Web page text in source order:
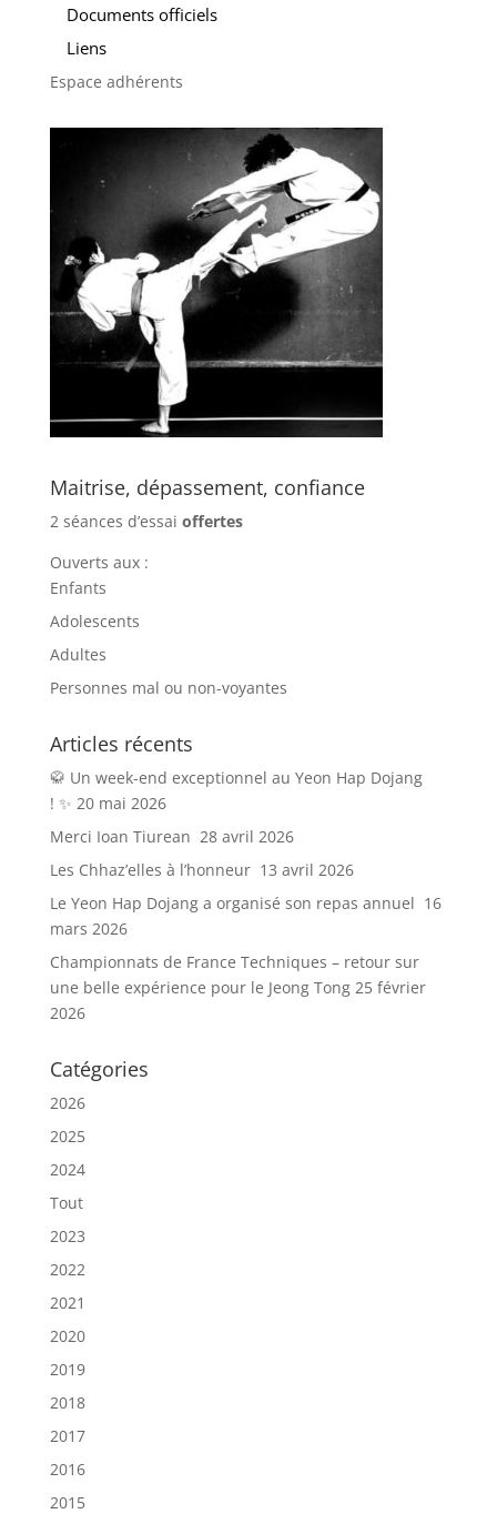
Documents officiels
Liens
Espace adhérents
Maitrise, dépassement, confiance
2 séances d’essai offertes
Ouverts aux :
Enfants
Adolescents
Adultes
Personnes mal ou non-voyantes
Articles récents
🥋 Un week-end exceptionnel au Yeon Hap Dojang
! ✨ 20 mai 2026
Merci Ioan Tiurean 28 avril 2026
Les Chhaz’elles à l’honneur 13 avril 2026
Le Yeon Hap Dojang a organisé son repas annuel 16
mars 2026
Championnats de France Techniques – retour sur
une belle expérience pour le Jeong Tong 25 février
2026
Catégories
2026
2025
2024
Tout
2023
2022
2021
2020
2019
2018
2017
2016
2015